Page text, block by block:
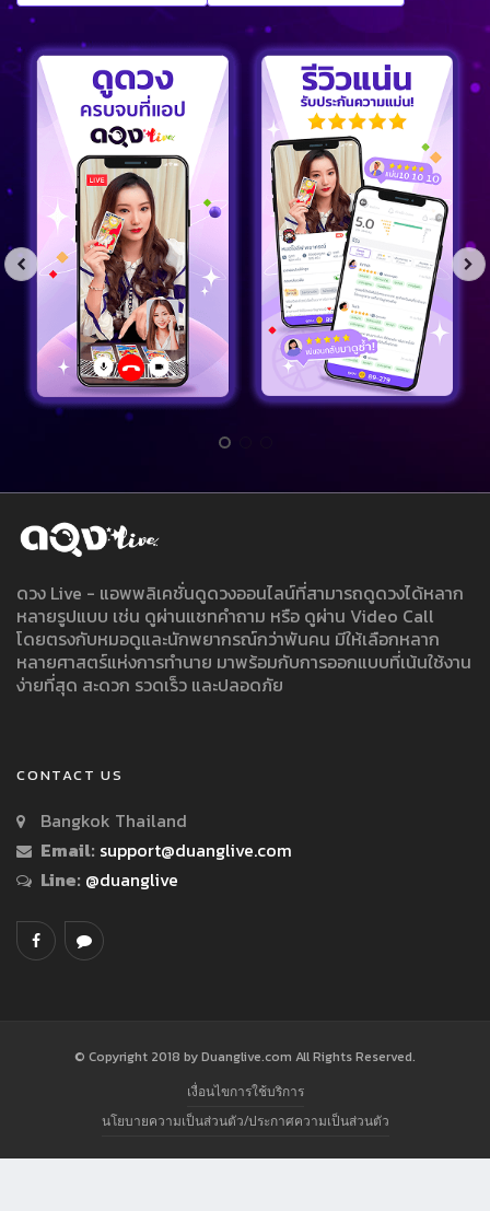
ดวง Live - แอพพลิเคชั่นดูดวงออนไลน์ที่สามารถดูดวงได้หลาก
หลายรูปแบบ เช่น ดูผ่านแชทคำถาม หรือ ดูผ่าน Video Call
โดยตรงกับหมอดูและนักพยากรณ์กว่าพันคน มีให้เลือกหลาก
หลายศาสตร์แห่งการทำนาย มาพร้อมกับการออกแบบที่เน้นใช้งาน
ง่ายที่สุด สะดวก รวดเร็ว และปลอดภัย
CONTACT US
Bangkok Thailand
Email: support@duanglive.com
Line: @duanglive
© Copyright 2018 by Duanglive.com All Rights Reserved.
เงื่อนไขการใช้บริการ
นโยบายความเป็นส่วนตัว/ประกาศความเป็นส่วนตัว